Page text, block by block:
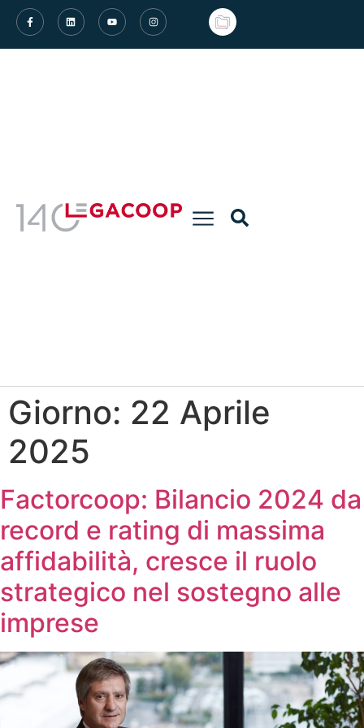
Giorno: 22 Aprile
2025
Factorcoop: Bilancio 2024 da
record e rating di massima
affidabilità, cresce il ruolo
strategico nel sostegno alle
imprese